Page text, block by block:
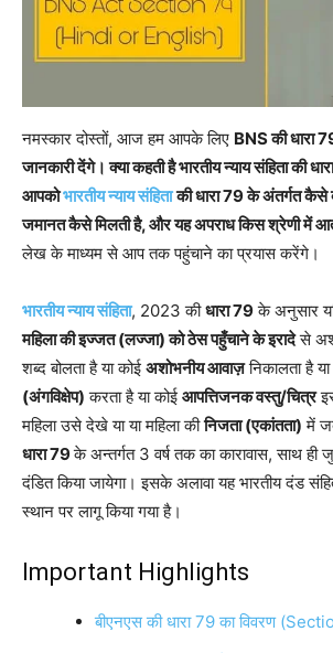
नमस्कार दोस्तों, आज हम आपके लिए BNS की धारा
जानकारी देंगे। क्या कहती है भारतीय न्याय संहिता की
आपकोभारतीय न्याय संहिता की धारा 79 के अंतर्गत कैसे
जमानत कैसे मिलती है, और यह अपराध किस श्रेणी में
लेख के माध्यम से आप तक पहुंचाने का प्रयास करेंगे।
भारतीय न्याय संहिता, 2023 कीधारा 79के अनुसार
महिला की इज्जत (लज्जा) को ठेस पहुँचाने के इरादेसे
शब्द बोलता है या कोई अशोभनीय आवाज़निकालता है
(अंगविक्षेप) करता है या कोई आपत्तिजनक वस्तु/चित्र
महिला उसे देखे या या महिला कीनिजता (एकांतता) में
धारा 79के अन्तर्गत 3 वर्ष तक का कारावास, साथ ही
दंडित किया जायेगा। इसके अलावा यह भारतीय दंड
स्थान पर लागू किया गया है।
Important Highlights
बीएनएस की धारा 79 का विवरण